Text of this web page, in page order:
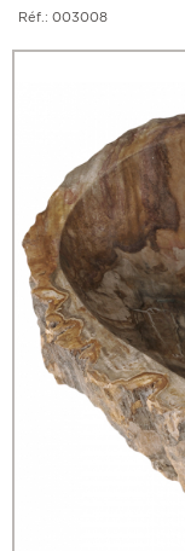
Réf.: 003008